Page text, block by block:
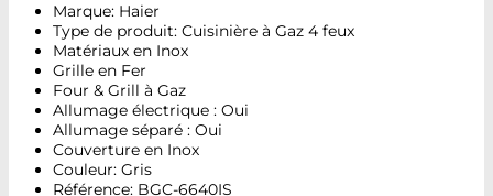
Marque: Haier
Type de produit: Cuisinière à Gaz 4 feux
Matériaux en Inox
Grille en Fer
Four & Grill à Gaz
Allumage électrique : Oui
Allumage séparé : Oui
Couverture en Inox
Couleur: Gris
Référence: BGC-6640IS